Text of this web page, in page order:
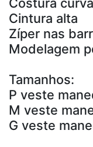
Cintura alta
Zíper nas
Modelagem
Tamanhos:
P veste
M veste
G veste